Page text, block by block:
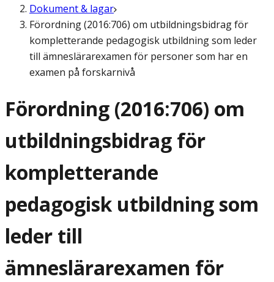
Dokument & lagar
Förordning (2016:706) om utbildningsbidrag för
kompletterande pedagogisk utbildning som leder
till ämneslärarexamen för personer som har en
examen på forskarnivå
Förordning (2016:706) om
utbildningsbidrag för
kompletterande
pedagogisk utbildning som
leder till
ämneslärarexamen för